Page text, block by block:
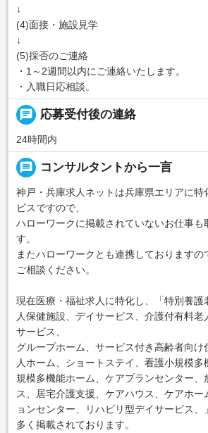
↓
(4)面接・施設見学
↓
(5)採否のご連絡
・1～2週間以内にご連絡いたします。
・入職日応相談。
chat 応募受付後の連絡
24時間内
message コンサルタントから一言
神戸・兵庫求人ネットは兵庫県エリアに特
ビスですので、
ハローワークに掲載されていないお仕事も
す。
またハローワークとも連携しておりますの
ご相談ください。
現在医療・福祉求人に特化し、「特別養護
人保健施設、デイサービス、介護付有料
サービス、
グループホーム、サービス付き高齢者向け
人ホーム、ショートステイ、看護小規模
規模多機能ホーム、ケアプランセンター、
ス、居宅介護支援、ケアハウス、ケアホー
ョンセンター、リハビリ型デイサービス
多く掲載されております。